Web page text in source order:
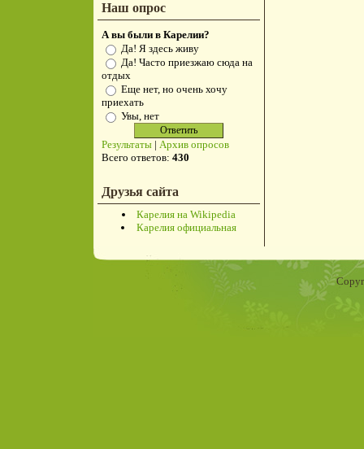
Наш опрос
А вы были в Карелии?
Да! Я здесь живу
Да! Часто приезжаю сюда на
отдых
Еще нет, но очень хочу
приехать
Увы, нет
Результаты | Архив опросов
Всего ответов: 430
Друзья сайта
Карелия на Wikipedia
Карелия официальная